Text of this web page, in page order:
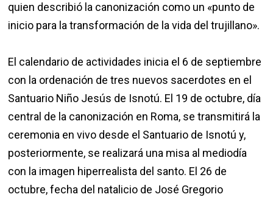
quien describió la canonización como un «punto de
inicio para la transformación de la vida del trujillano».
El calendario de actividades inicia el 6 de septiembre
con la ordenación de tres nuevos sacerdotes en el
Santuario Niño Jesús de Isnotú. El 19 de octubre, día
central de la canonización en Roma, se transmitirá la
ceremonia en vivo desde el Santuario de Isnotú y,
posteriormente, se realizará una misa al mediodía
con la imagen hiperrealista del santo. El 26 de
octubre, fecha del natalicio de José Gregorio